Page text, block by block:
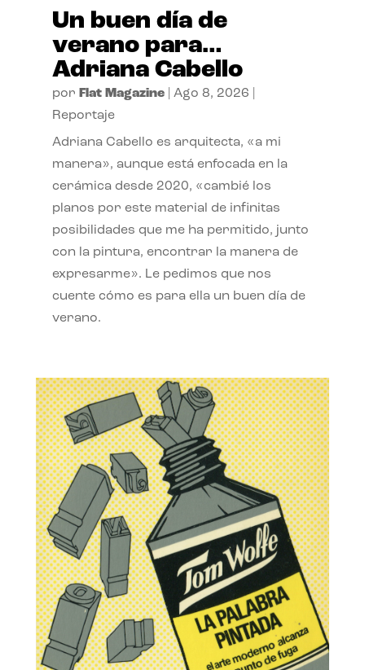
Un buen día de
verano para…
Adriana Cabello
por Flat Magazine| Ago 8, 2026
Reportaje
Adriana Cabello es arquitecta, «a mi
manera», aunque está enfocada en la
cerámica desde 2020, «cambié los
planos por este material de infinitas
posibilidades que me ha permitido, junto
con la pintura, encontrar la manera de
expresarme». Le pedimos que nos
cuente cómo es para ella un buen día de
verano.